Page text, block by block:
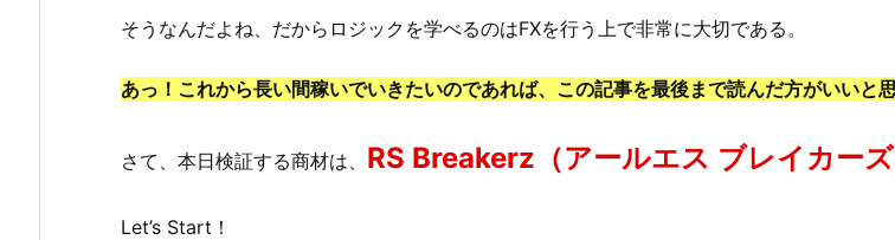
そうなんだよね、だからロジックを学べるのはFXを行う上で非常に大切である。
あっ！これから長い間稼いでいきたいのであれば、この記事を最後まで読んだ方がいいと思
さて、本日検証する商材は、 RS Breakerz（アールエス ブレイカーズ
Let’s Start！